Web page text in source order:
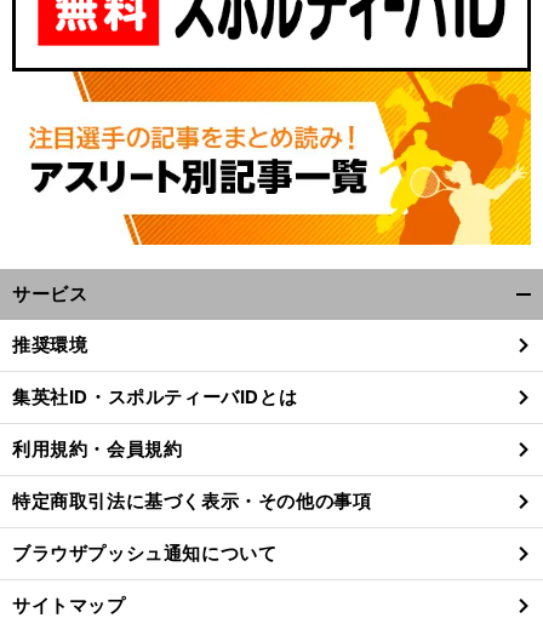
サービス
閉
る
推奨環境
集英社ID・スポルティーバIDとは
利用規約・会員規約
特定商取引法に基づく表示・その他の事項
ブラウザプッシュ通知について
サイトマップ